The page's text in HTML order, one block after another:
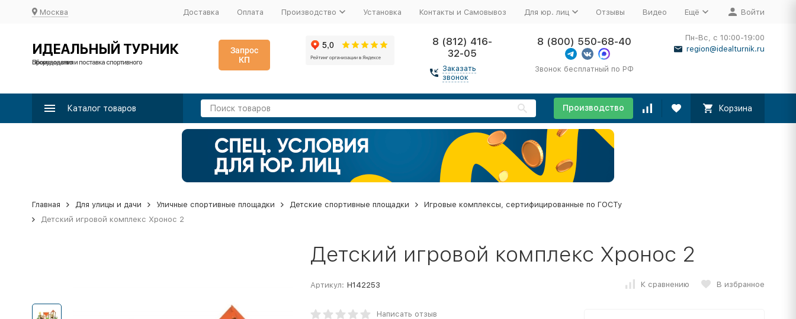
Москва Доставка Оплата Производство Установка Контакты и Самовывоз Для юр. лиц Отзывы Видео Ещё Войти
ИДЕАЛЬНЫЙ ТУРНИК
Производство и поставка спортивного оборудования
Запрос
КП
8 (812) 416-
32-05
Заказать
звонок
8 (800) 550-68-40
Звонок бесплатный по РФ
Пн-Вс, с 10:00-19:00
region@idealturnik.ru
Каталог товаров Производство Корзина
Главная Для улицы и дачи Уличные спортивные площадки Детские спортивные площадки
Игровые комплексы, сертифицированные по ГОСТу
Детский игровой комплекс Хронос 2
Детский игровой комплекс Хронос 2
Артикул: Н142253 К сравнению В избранное
Написать отзыв